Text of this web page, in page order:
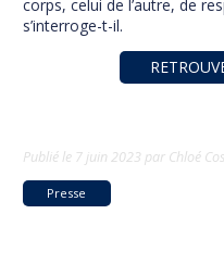
corps, celui de l’autre, de
s’interroge-t-il.
Publié le 7 juin 2023 par Chloé
Presse